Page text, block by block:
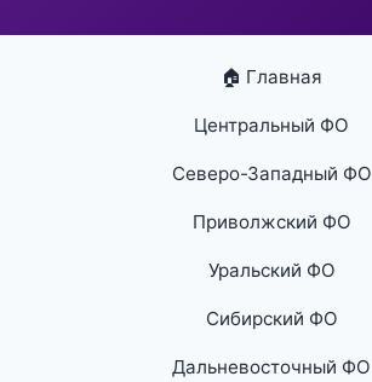
🏠 Главная
Центральный ФО
Северо-Западный ФО
Приволжский ФО
Уральский ФО
Сибирский ФО
Дальневосточный ФО